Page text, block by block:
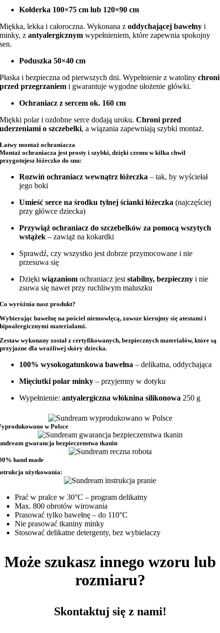
Kołderka 100×75 cm lub 120×90 cm
Miękka, lekka i całoroczna. Wykonana zoddychającej bawełny i
minky, zantyalergicznym wypełnieniem, które zapewnia spokojny
sen.
Poduszka 50×40 cm
Płaska i bezpieczna od pierwszych dni. Wypełnienie z watolinychroni
przed przegrzaniem i gwarantuje wygodne ułożenie główki.
Ochraniacz z sercem ok. 160 cm
Miękki polar i ozdobne serce dodają uroku.Chroni przed
uderzeniami o szczebelki, a wiązania zapewniają szybki montaż.
Łatwy montaż ochraniacza
Montaż ochraniacza jest prosty i szybki, dzięki czemu w kilka chwil
przygotujesz łóżeczko do snu:
Rozwiń ochraniacz wewnątrz łóżeczka – tak, by wyściełał
jego boki
Umieść serce na środku tylnej ścianki łóżeczka (najczęściej
przy główce dziecka)
Przywiąż ochraniacz do szczebelków za pomocą wszytych
wstążek – zawiąż na kokardki
Sprawdź, czy wszystko jest dobrze przymocowane i nie
przesuwa się
Dziękiwiązaniom ochraniacz jeststabilny, bezpieczny i nie
zsuwa się nawet przy ruchliwym maluszku
Co wyróżnia nasz produkt?
Wybierając bawełnę napościel niemowlęcą, zawsze kierujmy się atestami i
hipoalergicznymi materiałami.
Zestaw wykonany został zcertyfikowanych, bezpiecznych materiałów, które są
przyjazne dla wrażliwej skóry dziecka.
100% wysokogatunkowa bawełna – delikatna, oddychająca
Mięciutki polar minky – przyjemny w dotyku
Wypełnienie:antyalergiczna włóknina silikonowa 250 g
w Polsce
gwarancja bezpieczenstwa tkanin
hand made
użytkowania:
Prać w pralce w 30°C – program delikatny
Max. 800 obrotów wirowania
Prasować tylko bawełnę – do 110°C
Nie prasować tkaniny minky
Stosować delikatne detergenty, bez wybielaczy
Może szukasz innego wzoru lub
rozmiaru?
Skontaktuj się z nami!